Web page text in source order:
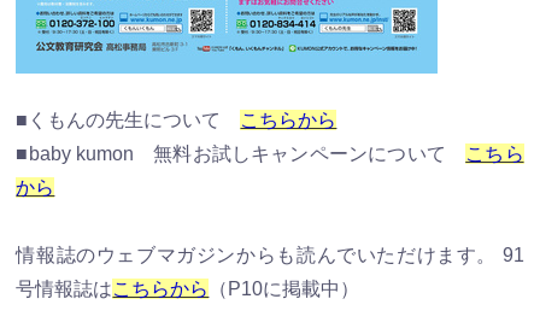
■くもんの先生について こちらから
■baby kumon 無料お試しキャンペーンについて
こちら
から
情報誌のウェブマガジンからも読んでいただけます。 91
号情報誌はこちらから （P10に掲載中）